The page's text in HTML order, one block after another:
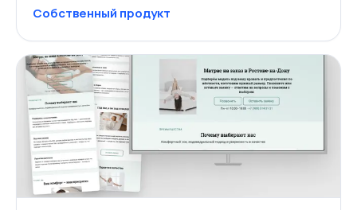
Собственный продукт